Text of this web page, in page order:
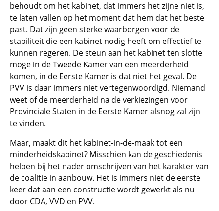
behoudt om het kabinet, dat immers het zijne niet is,
te laten vallen op het moment dat hem dat het beste
past. Dat zijn geen sterke waarborgen voor de
stabiliteit die een kabinet nodig heeft om effectief te
kunnen regeren. De steun aan het kabinet ten slotte
moge in de Tweede Kamer van een meerderheid
komen, in de Eerste Kamer is dat niet het geval. De
PVV is daar immers niet vertegenwoordigd. Niemand
weet of de meerderheid na de verkiezingen voor
Provinciale Staten in de Eerste Kamer alsnog zal zijn
te vinden.
Maar, maakt dit het kabinet-in-de-maak tot een
minderheidskabinet? Misschien kan de geschiedenis
helpen bij het nader omschrijven van het karakter van
de coalitie in aanbouw. Het is immers niet de eerste
keer dat aan een constructie wordt gewerkt als nu
door CDA, VVD en PVV.